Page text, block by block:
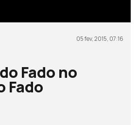
05 fev, 2015, 07:16
Fado no
Fado